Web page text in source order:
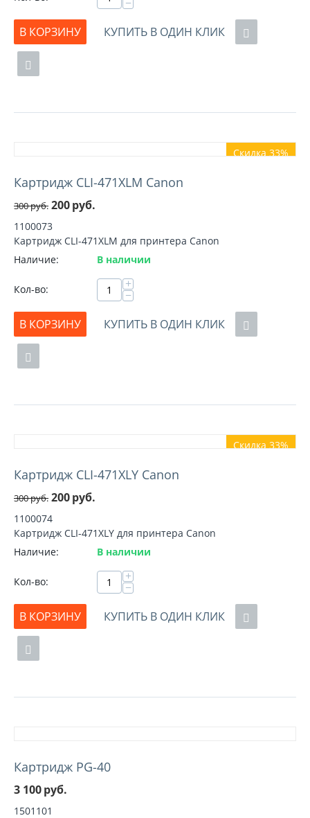
В КОРЗИНУ
КУПИТЬ В ОДИН КЛИК
Скидка 33%
Картридж CLI-471XLM Canon
300руб. 200руб.
1100073
Картридж CLI-471XLM для принтера Canon
Наличие:
В наличии
Кол-во: +
−
В КОРЗИНУ
КУПИТЬ В ОДИН КЛИК
Скидка 33%
Картридж CLI-471XLY Canon
300руб. 200руб.
1100074
Картридж CLI-471XLY для принтера Canon
Наличие:
В наличии
Кол-во: +
−
В КОРЗИНУ
КУПИТЬ В ОДИН КЛИК
Картридж PG-40
3 100руб.
1501101